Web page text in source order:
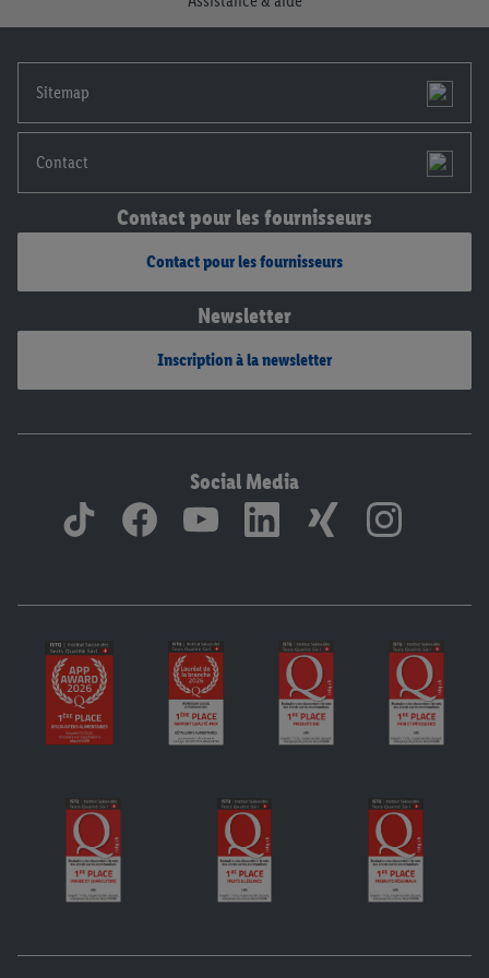
Sitemap
Contact
Contact pour les fournisseurs
Contact pour les fournisseurs
Newsletter
Inscription à la newsletter
Social Media